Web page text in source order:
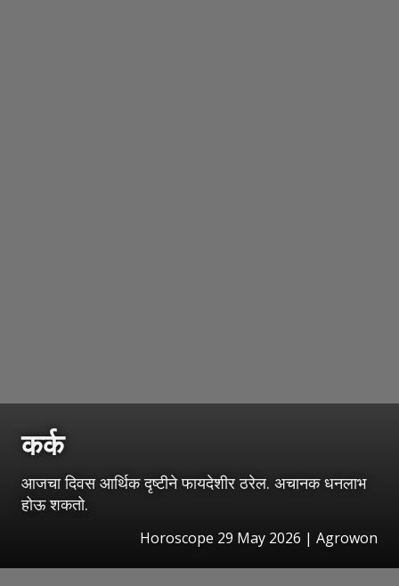
कर्क
आजचा दिवस आर्थिक दृष्टीने फायदेशीर ठरेल. अचानक धनलाभ
होऊ शकतो.
Horoscope 29 May 2026 | Agrowon